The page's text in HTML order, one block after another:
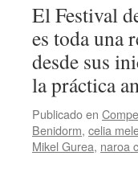
El Festival
es toda una
desde sus
la práctica
Publicado en
Benidorm, celia
Mikel Gurea, naroa